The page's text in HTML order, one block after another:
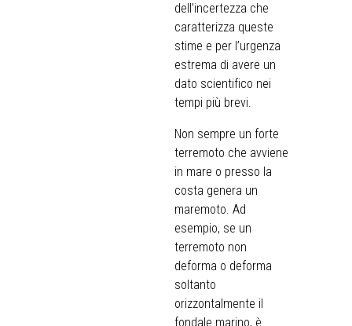
dell’incertezza che
caratterizza queste
stime e per l’urgenza
estrema di avere un
dato scientifico nei
tempi più brevi.
Non sempre un forte
terremoto che avviene
in mare o presso la
costa genera un
maremoto. Ad
esempio, se un
terremoto non
deforma o deforma
soltanto
orizzontalmente il
fondale marino, è